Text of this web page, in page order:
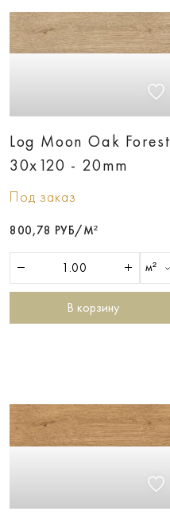
Log Moon Oak Forest
30х120 - 20mm
Под заказ
800,78 РУБ/М²
м²
В корзину